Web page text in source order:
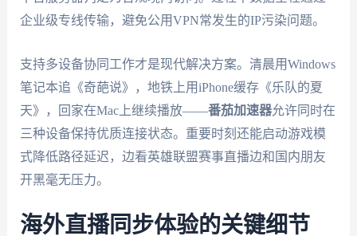
企业级专线传输，避免公用VPN常发生的IP污染问题。
支持多设备协同工作才是现代解决方案。清晨用Windows
笔记本追《奇葩说》，地铁上用iPhone缓存《乐队的夏
天》，回家在Mac上继续播放——番茄加速器允许同时在
三种设备保持优质连接状态。重要时刻还能启动游戏模
式降低路径延迟，边看英雄联盟赛事直播边和国内朋友
开黑毫无压力。
海外直播同步体验的关键细节